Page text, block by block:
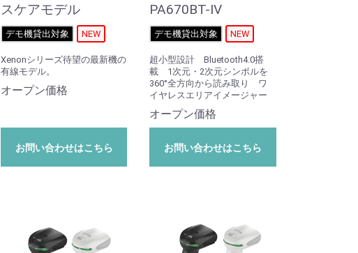
スケアモデル
デモ機貸出対象 NEW
Xenonシリーズ待望の最新機の
有線モデル。
オープン価格
お問い合わせはこちら
PA670BT-IV
デモ機貸出対象 NEW
超小型設計 Bluetooth4.0搭
載 1次元・2次元シンボルを
360°全方向から読み取り ワ
イヤレスエリアイメージャー
オープン価格
お問い合わせはこちら